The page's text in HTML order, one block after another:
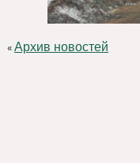
«Архив новостей